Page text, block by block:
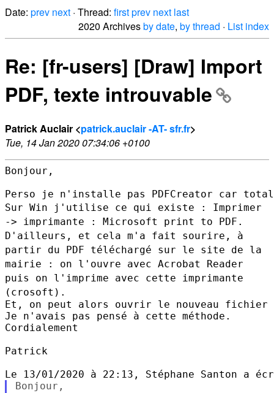
Date: prev next · Thread: firstprev next last
2020 Archivesby date, by thread · List index
Re: [fr-users] [Draw] Import
PDF, texte introuvable
Patrick Auclair <patrick.auclair -AT- sfr.fr>
Tue, 14 Jan 2020 07:34:06 +0100
Bonjour,
Sur Win j'utilise ce qui existe : Imprimer
-> imprimante : Microsoft print to PDF.
D'ailleurs, et cela m'a fait sourire, à
partir du PDF téléchargé sur le site de la
mairie : on l'ouvre avec Acrobat Reader
puis on l'imprime avec cette imprimante
(crosoft).
Et, on peut alors ouvrir le nouveau fichier
Je n'avais pas pensé à cette méthode.
Cordialement
Patrick
Bonjour,